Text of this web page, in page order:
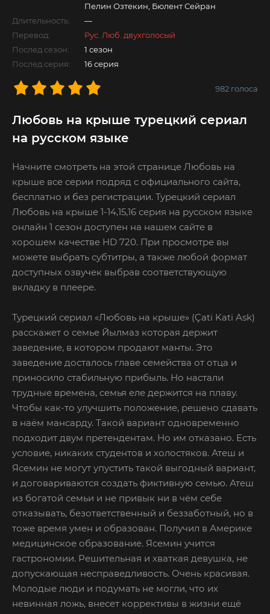
Пелин Озтекин, Бюлент Сейран
Длительность:
—
Перевод:
Рус. Люб. двухголосый
Послед.сезон:
1 сезон
Послед.серия:
16 серия
982 голоса
Любовь на крыше турецкий сериал
на русском языке
Начните смотреть на этой странице Любовь на
крыше все серии подряд с официального сайта,
бесплатно и без регистрации. Турецкий сериал
Любовь на крыше 1-14,15,16 серия на русском языке
онлайн 1 сезон доступен на нашем сайте в
хорошем качестве HD 720. При просмотре вы
можете выбрать субтитры, а также любой формат
доступных озвучек выбрав соответствующую
вкладку в плеере.
Турецкий сериал «Любовь на крыше» (Çati Kati Ask)
расскажет о семье Йылмаз которая держит
заведение, в котором продают манты. Это
заведение досталось главе семейства от отца и
приносило стабильную прибыль. Но настали
трудные времена, семья еле держится на плаву.
Чтобы как-то улучшить положение, решено сдавать
в наём мансарду. Такой вариант одновременно
подходит двум претендентам. Но им отказано. Есть
условие, никаких студентов и холостяков. Атеш и
Ясемин не могут упустить такой выгодный вариант,
и договариваются создать фиктивную семью. Атеш
из богатой семьи и не привык ни в чём себе
отказывать, безответственный и беззаботный, но в
тоже время умен и образован. Получил в Америке
медицинское образование. Ясемин учится
гастрономии. Решительная и хваткая девушка, не
допускающая несправедливость. Очень красивая.
Молодые люди и подумать не могли, что их
невинная ложь, внесет коррективы в жизни ещё